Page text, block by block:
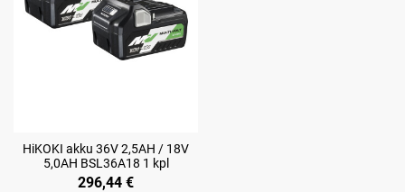
HiKOKI akku 36V 2,5AH / 18V
5,0AH BSL36A18 1 kpl
296,44 €